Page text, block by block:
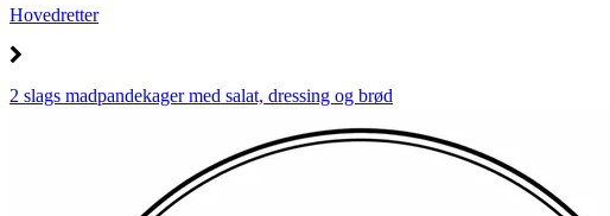
Hovedretter
2 slags madpandekager med salat, dressing og brød